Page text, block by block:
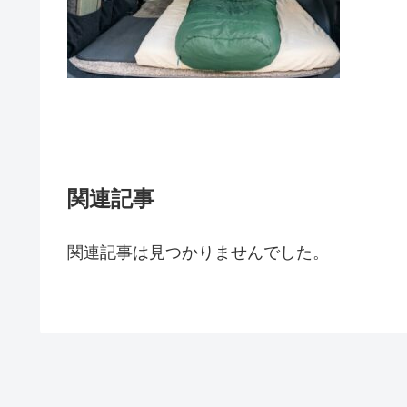
関連記事
関連記事は見つかりませんでした。